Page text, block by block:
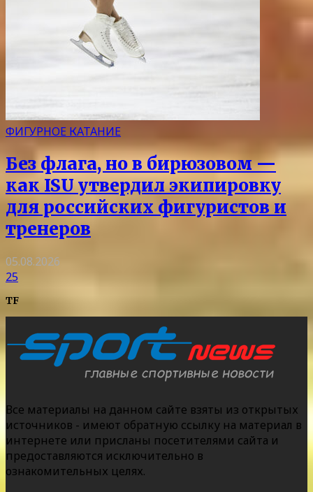
ФИГУРНОЕ КАТАНИЕ
Без флага, но в бирюзовом —
как ISU утвердил экипировку
для российских фигуристов и
тренеров
05.08.2026
25
TF
Все материалы на данном сайте взяты из открытых
источников - имеют обратную ссылку на материал в
интернете или присланы посетителями сайта и
предоставляются исключительно в
ознакомительных целях.